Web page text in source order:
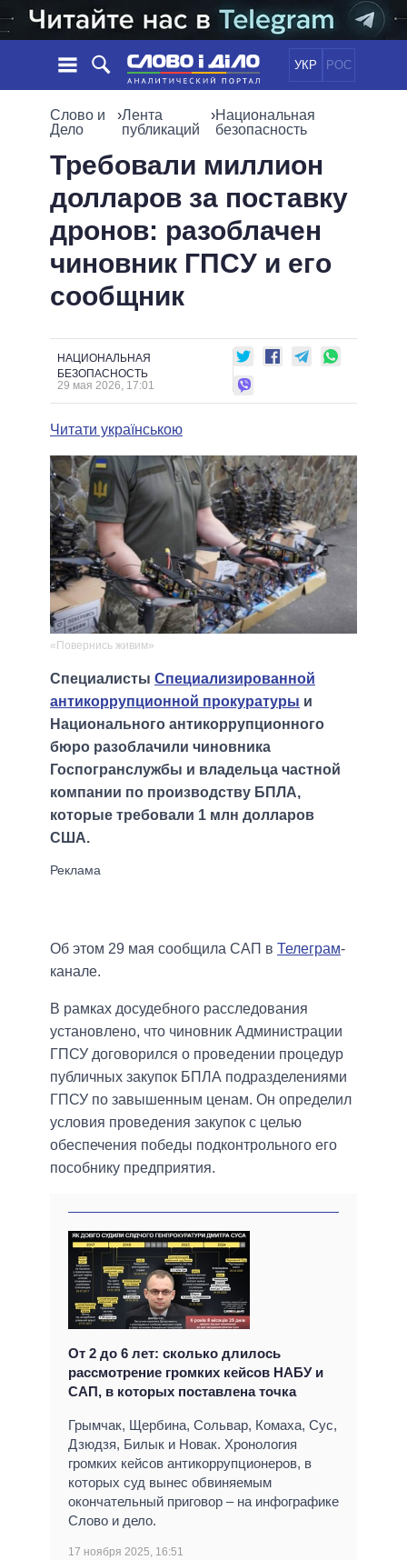
УКР РОС
НОВОСТИ
ЛЕНТА
СОБЫТИЯ
СТАТЬИ
МНЕНИЯ
ОБЗОРЫ
ДАЙДЖЕСТЫ
ОБЩЕСТВО
МИР
ПОЛИТИКИ
ВСЕ ПОЛИТИКИ
ПРЕЗИДЕНТ И ОФИС
ВЕРХОВНАЯ РАДА
КАБИНЕТ МИНИСТРОВ
ГЛАВЫ ОБЛАДМИНИСТРАЦИЙ
МЭРЫ
ВСЕ ПЕРСОНЫ
ИНФОГРАФИКА
ВИДЕО
СРАВНЕНИЕ ПОЛИТИКОВ
Слово и
Дело
›Лента
публикаций
›Национальная
безопасность
Требовали миллион
долларов за поставку
дронов: разоблачен
чиновник ГПСУ и его
сообщник
НАЦИОНАЛЬНАЯ
БЕЗОПАСНОСТЬ
29 мая 2026, 17:01
Читати українською
«Повернись живим»
Специалисты Специализированной
антикоррупционной прокуратуры и
Национального антикоррупционного
бюро разоблачили чиновника
Госпогранслужбы и владельца частной
компании по производству БПЛА,
которые требовали 1 млн долларов
США.
Об этом 29 мая сообщила САП в Телеграм-
канале.
В рамках досудебного расследования
установлено, что чиновник Администрации
ГПСУ договорился о проведении процедур
публичных закупок БПЛА подразделениями
ГПСУ по завышенным ценам. Он определил
условия проведения закупок с целью
обеспечения победы подконтрольного его
пособнику предприятия.
От 2 до 6 лет: сколько длилось
рассмотрение громких кейсов НАБУ и
САП, в которых поставлена ​​точка
Грымчак, Щербина, Сольвар, Комаха, Сус,
Дзюдзя, Билык и Новак. Хронология
громких кейсов антикоррупционеров, в
которых суд вынес обвиняемым
окончательный приговор – на инфографике
Слово и дело.
17 ноября 2025, 16:51